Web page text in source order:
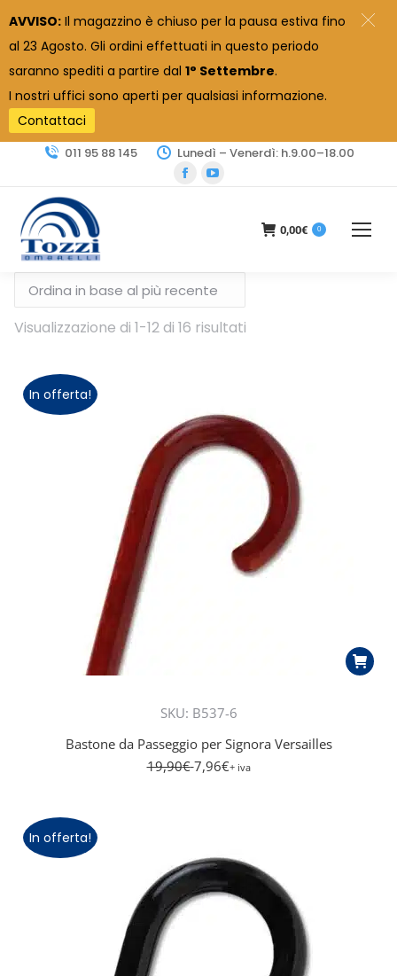
AVVISO: Il magazzino è chiuso per la pausa estiva fino
al 23 Agosto. Gli ordini effettuati in questo periodo
saranno spediti a partire dal 1° Settembre.
I nostri uffici sono aperti per qualsiasi informazione.
Contattaci
011 95 88 145 Lunedì – Venerdì: h.9.00–18.00
Facebook
window
YouTube
opens
0,00€ 0
Visualizzazione di 1-12 di 16 risultati
più
recente
In offerta!
SKU: B537-6
Bastone da Passeggio per Signora Versailles
19,90€ 7,96€+ iva
In offerta!